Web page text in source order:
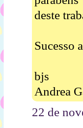
deste
Sucesso
bjs
Andrea
22 de